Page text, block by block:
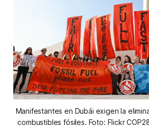
Manifestantes en Dubái exigen la
combustibles fósiles. Foto: Flickr